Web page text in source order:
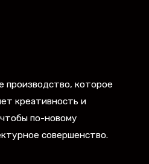
производство, которое
креативность и
по-новому
совершенство.